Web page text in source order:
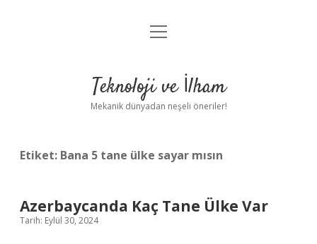
Anasayfa
Yasal Uyarı
menüyü
Teknoloji ve İlham
Mekanik dünyadan neşeli öneriler!
Etiket: Bana 5 tane ülke sayar mısın
Azerbaycanda Kaç Tane Ülke Var
Tarih: Eylül 30, 2024